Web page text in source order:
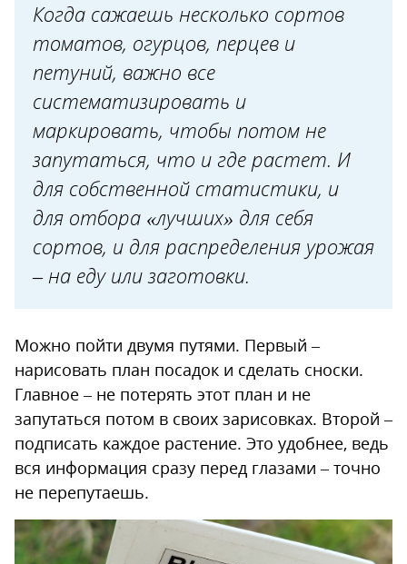
ПВХ-уголки после ремонта
Навесные бирки из картона
тетрапак
Жестяные крышки
Используйте цветовую
дифференциацию
Покупные
Бирки-колышки
Чем сделать стойкую надпись
Когда сажаешь несколько сортов
томатов, огурцов, перцев и
петуний, важно все
систематизировать и
маркировать, чтобы потом не
запутаться, что и где растет. И
для собственной статистики, и
для отбора «лучших» для себя
сортов, и для распределения урожая
– на еду или заготовки.
Можно пойти двумя путями. Первый –
нарисовать план посадок и сделать сноски.
Главное – не потерять этот план и не
запутаться потом в своих зарисовках. Второй –
подписать каждое растение. Это удобнее, ведь
вся информация сразу перед глазами – точно
не перепутаешь.